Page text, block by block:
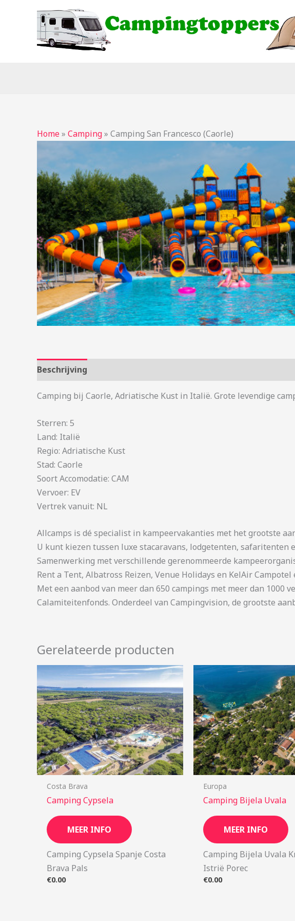
Home» Camping» Camping San Francesco (Caorle)
Beschrijving
Camping bij Caorle, Adriatische Kust in Italië. Grote levendige
Sterren: 5
Land: Italië
Regio: Adriatische Kust
Stad: Caorle
Soort Accomodatie: CAM
Vervoer: EV
Vertrek vanuit: NL
Allcamps is dé specialist in kampeervakanties met het grootste
U kunt kiezen tussen luxe stacaravans, lodgetenten, safaritenten
Samenwerking met verschillende gerenommeerde
Rent a Tent, Albatross Reizen, Venue Holidays en KelAir
Met een aanbod van meer dan 650 campings met meer dan 1000
Calamiteitenfonds. Onderdeel van Campingvision, de grootste
Gerelateerde producten
Costa Brava
Camping Cypsela
MEER INFO
Camping Cypsela Spanje Costa
Brava Pals
€0.00
Europa
Camping Bijela Uvala
MEER INFO
Camping Bijela Uvala
Istrië Porec
€0.00